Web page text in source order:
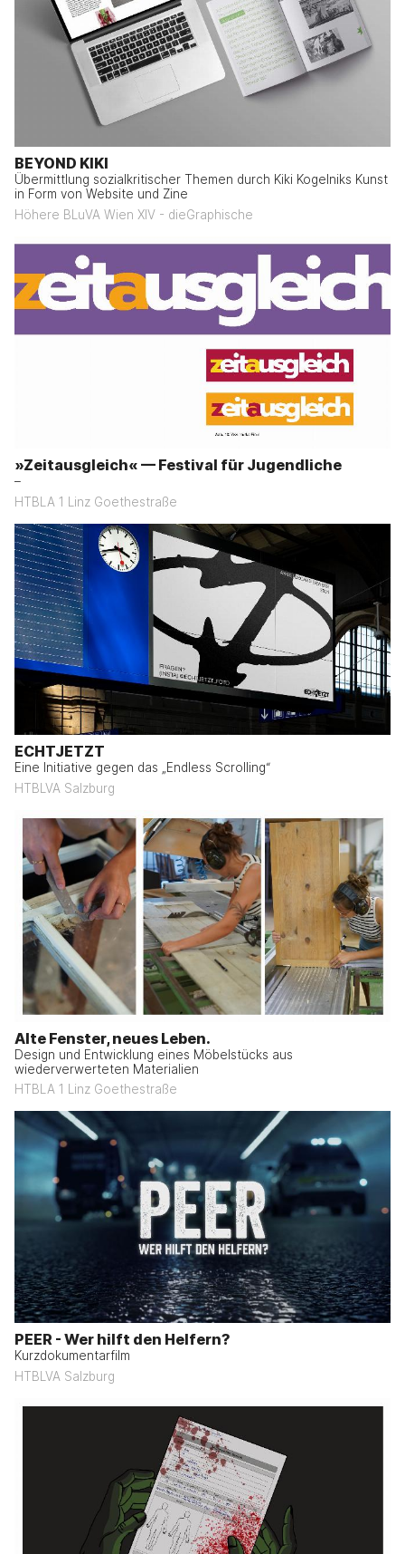
BEYOND KIKI
Übermittlung sozialkritischer Themen durch Kiki Kogelniks Kunst
in Form von Website und Zine
Höhere BLuVA Wien XIV - dieGraphische
»Zeitausgleich« — Festival für Jugendliche
–
HTBLA 1 Linz Goethestraße
ECHTJETZT
Eine Initiative gegen das „Endless Scrolling“
HTBLVA Salzburg
Alte Fenster, neues Leben.
Design und Entwicklung eines Möbelstücks aus
wiederverwerteten Materialien
HTBLA 1 Linz Goethestraße
PEER - Wer hilft den Helfern?
Kurzdokumentarfilm
HTBLVA Salzburg